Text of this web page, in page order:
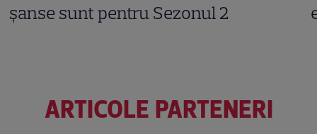
șanse sunt pentru Sezonul 2
ARTICOLE PARTENERI